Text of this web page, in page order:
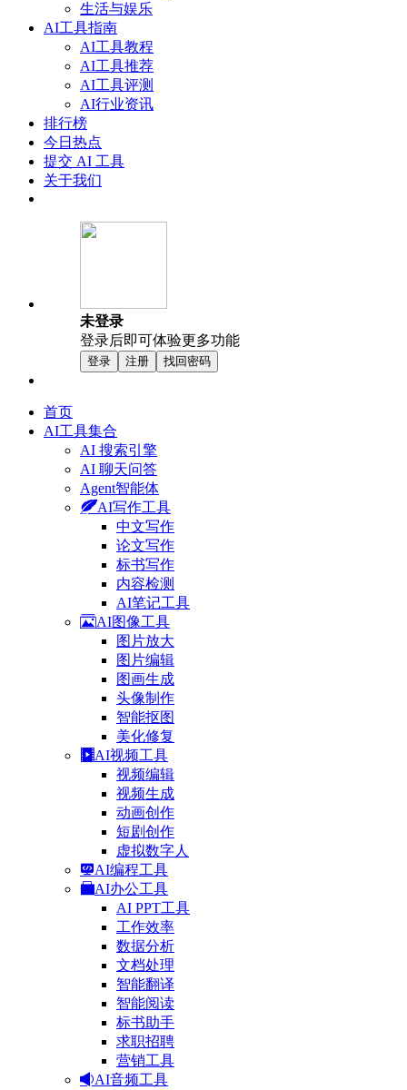
生活与娱乐
AI工具指南
AI工具教程
AI工具推荐
AI工具评测
AI行业资讯
排行榜
今日热点
提交 AI 工具
关于我们
未登录
登录后即可体验更多功能
登录 注册 找回密码
首页
AI工具集合
AI 搜索引擎
AI 聊天问答
Agent智能体
AI写作工具
中文写作
论文写作
标书写作
内容检测
AI笔记工具
AI图像工具
图片放大
图片编辑
图画生成
头像制作
智能抠图
美化修复
AI视频工具
视频编辑
视频生成
动画创作
短剧创作
虚拟数字人
AI编程工具
AI办公工具
AI PPT工具
工作效率
数据分析
文档处理
智能翻译
智能阅读
标书助手
求职招聘
营销工具
AI音频工具